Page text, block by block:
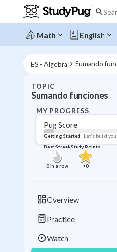
Math English
ES - Algebra Sumando
TOPIC
Sumando funciones
MY PROGRESS
Pug Score
Getting Started "Let's build
Best Streak
0in a row
Study Points
+0
Overview
Practice
Watch